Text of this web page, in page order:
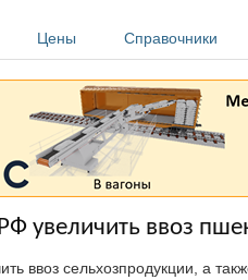
Цены Справочники
увеличить ввоз
ввоз сельхозпродукции, а